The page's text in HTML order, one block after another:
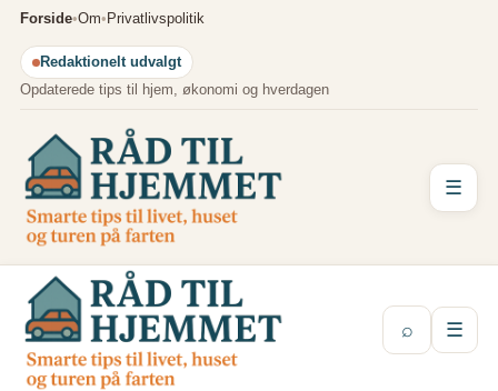
Spring
indhold
Forside•Om• Privatlivspolitik
Redaktionelt udvalgt
Opdaterede tips til hjem, økonomi og hverdagen
☰
⌕ ☰